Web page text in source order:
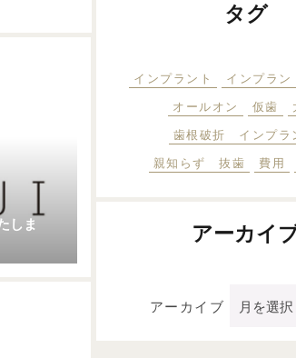
しま
タグ
インプラント
インプラ
オールオン
仮歯
歯根破折 インプラ
親知らず 抜歯
費用
アーカイ
アーカイブ